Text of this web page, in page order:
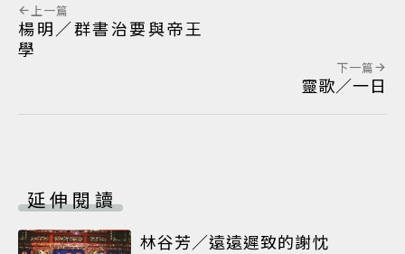
上一篇
楊明／群書治要與帝王
學
下一篇
靈歌／一日
延伸閱讀
林谷芳／遠遠遲致的謝忱